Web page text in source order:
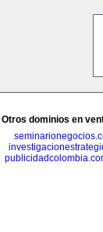
Otros dominios en